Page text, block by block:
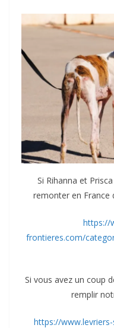
Si Rihanna et
remonter en France
https://
frontieres.com/
Si vous avez un coup
remplir
https://